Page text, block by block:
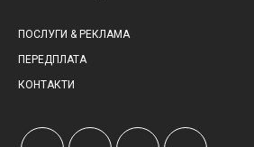
ПОСЛУГИ & РЕКЛАМА
ПЕРЕДПЛАТА
КОНТАКТИ